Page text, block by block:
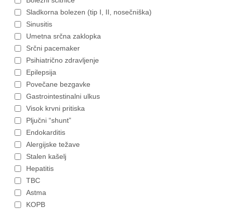
Sladkorna bolezen (tip I, II, nosečniška)
Sinusitis
Umetna srčna zaklopka
Srčni pacemaker
Psihiatrično zdravljenje
Epilepsija
Povečane bezgavke
Gastrointestinalni ulkus
Visok krvni pritiska
Pljučni “shunt”
Endokarditis
Alergijske težave
Stalen kašelj
Hepatitis
TBC
Astma
KOPB